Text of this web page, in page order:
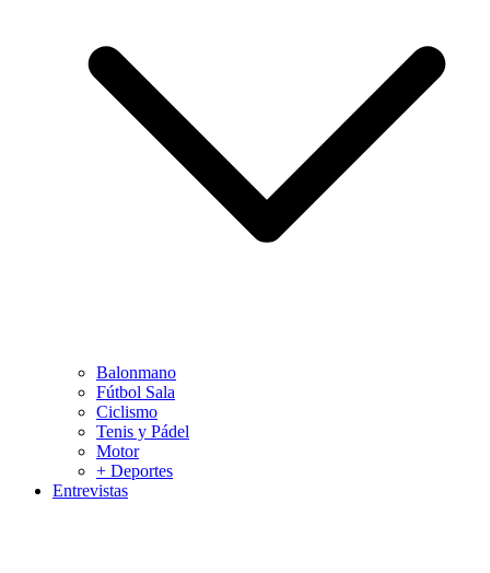
Balonmano
Fútbol Sala
Ciclismo
Tenis y Pádel
Motor
+ Deportes
Entrevistas